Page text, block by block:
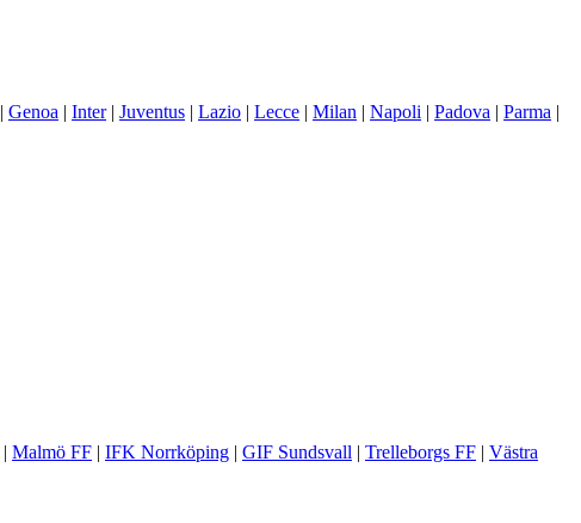
| Genoa | Inter| Juventus | Lazio | Lecce | Milan | Napoli | Padova | Parma |
| Malmö FF | IFK Norrköping | GIF Sundsvall | Trelleborgs FF | Västra